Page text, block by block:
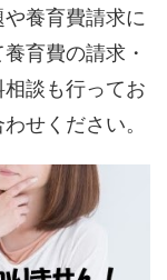
養育費請求に
育費の請求・
談も行ってお
せください。